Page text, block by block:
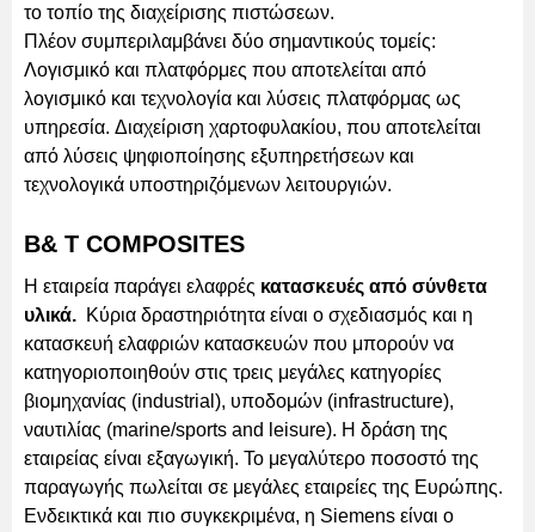
το τοπίο της διαχείρισης πιστώσεων.
Πλέον συμπεριλαμβάνει δύο σημαντικούς τομείς:
Λογισμικό και πλατφόρμες που αποτελείται από
λογισμικό και τεχνολογία και λύσεις πλατφόρμας ως
υπηρεσία. Διαχείριση χαρτοφυλακίου, που αποτελείται
από λύσεις ψηφιοποίησης εξυπηρετήσεων και
τεχνολογικά υποστηριζόμενων λειτουργιών.
B& T COMPOSITES
Η εταιρεία παράγει ελαφρές κατασκευές από σύνθετα
υλικά. Κύρια δραστηριότητα είναι ο σχεδιασμός και η
κατασκευή ελαφριών κατασκευών που μπορούν να
κατηγοριοποιηθούν στις τρεις μεγάλες κατηγορίες
βιομηχανίας (industrial), υποδομών (infrastructure),
ναυτιλίας (marine/sports and leisure). Η δράση της
εταιρείας είναι εξαγωγική. Το μεγαλύτερο ποσοστό της
παραγωγής πωλείται σε μεγάλες εταιρείες της Ευρώπης.
Ενδεικτικά και πιο συγκεκριμένα, η Siemens είναι ο